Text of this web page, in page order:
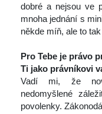
dobré a nejsou ve
mnoha jednání s
někde míň, ale to
Pro Tebe je právo
Ti jako právníkovi
Vadí mi, že
nedomyšlené
povolenky.